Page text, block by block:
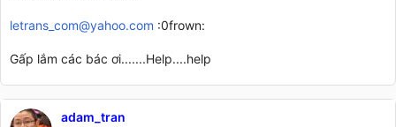
letrans_com@yahoo.com :0frown:
Gấp lắm các bác ơi.......Help....help
adam_tran